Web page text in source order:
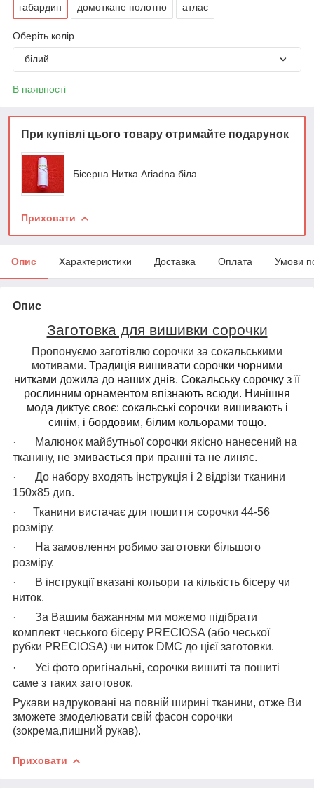
габардин домоткане полотно атлас
Оберіть колір
білий
В наявності
При купівлі цього товару отримайте подарунок
Бісерна Нитка Ariadna біла
Приховати
Опис Характеристики Доставка Оплата Умови
Опис
Заготовка для вишивки сорочки
Пропонуємо заготівлю сорочки за сокальськими
мотивами. Традиція вишивати сорочки чорними
нитками дожила до наших днів. Сокальську сорочку з її
рослинним орнаментом впізнають всюди. Нинішня
мода диктує своє: сокальські сорочки вишивають і
синім, і бордовим, білим кольорами тощо.
·
Малюнок майбутньої сорочки якісно нанесений на
тканину, не змивається при пранні та не линяє.
·
До набору входять інструкція і 2 відрізи тканини
150х85 див.
·
Тканини вистачає для пошиття сорочки 44-56
розміру.
·
На замовлення робимо заготовки більшого
розміру.
·
В інструкції вказані кольори та кількість бісеру чи
ниток.
·
За Вашим бажанням ми можемо підібрати
комплект чеського бісеру PRECIOSA (або чеської
рубки PRECIOSA) чи ниток DMC до цієї заготовки.
·
Усі фото оригінальні, сорочки вишиті та пошиті
саме з таких заготовок.
Рукави надруковані на повній ширині тканини, отже Ви
зможете змоделювати свій фасон сорочки
(зокрема,пишний рукав).
Приховати